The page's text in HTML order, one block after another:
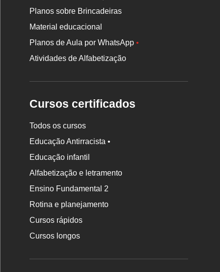
Planos sobre Brincadeiras
Material educacional
Planos de Aula por WhatsApp•
Atividades de Alfabetização
Cursos certificados
Todos os cursos
Educação Antirracista •
Educação infantil
Alfabetização e letramento
Ensino Fundamental 2
Rotina e planejamento
Cursos rápidos
Cursos longos